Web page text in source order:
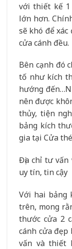
với thiết kế 1
lớn hơn.
sẽ khó để xác
cửa cánh đều.
Bên cạnh đó
tố như kích
hướng
nên được
thủy, tiện
bảng kích
gia tại Cửa
Địa chỉ tư vấn
uy tín, tin cậy
Với hai bảng
trên, mong
thước cửa 2
cánh cửa đẹp
vấn và thiết